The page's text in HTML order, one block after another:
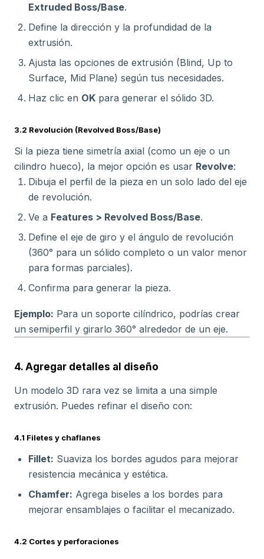
Extruded Boss/Base.
Define la dirección y la profundidad de la
extrusión.
Ajusta las opciones de extrusión (Blind, Up to
Surface, Mid Plane) según tus necesidades.
Haz clic en OK para generar el sólido 3D.
3.2 Revolución (Revolved Boss/Base)
Si la pieza tiene simetría axial (como un eje o un
cilindro hueco), la mejor opción es usar Revolve:
Dibuja el perfil de la pieza en un solo lado del eje
de revolución.
Ve a Features > Revolved Boss/Base.
Define el eje de giro y el ángulo de revolución
(360° para un sólido completo o un valor menor
para formas parciales).
Confirma para generar la pieza.
Ejemplo: Para un soporte cilíndrico, podrías crear
un semiperfil y girarlo 360° alrededor de un eje.
4. Agregar detalles al diseño
Un modelo 3D rara vez se limita a una simple
extrusión. Puedes refinar el diseño con:
4.1 Filetes y chaflanes
Fillet: Suaviza los bordes agudos para mejorar
resistencia mecánica y estética.
Chamfer: Agrega biseles a los bordes para
mejorar ensamblajes o facilitar el mecanizado.
4.2 Cortes y perforaciones